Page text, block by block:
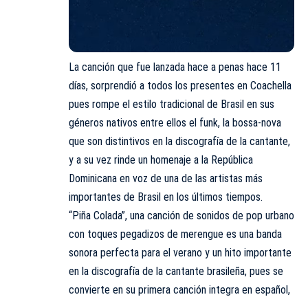
La canción que fue lanzada hace a penas hace 11
días, sorprendió a todos los presentes en Coachella
pues rompe el estilo tradicional de Brasil en sus
géneros nativos entre ellos el funk, la bossa-nova
que son distintivos en la discografía de la cantante,
y a su vez rinde un homenaje a la República
Dominicana en voz de una de las artistas más
importantes de Brasil en los últimos tiempos.
“Piña Colada”, una canción de sonidos de pop urbano
con toques pegadizos de merengue es una banda
sonora perfecta para el verano y un hito importante
en la discografía de la cantante brasileña, pues se
convierte en su primera canción integra en español,